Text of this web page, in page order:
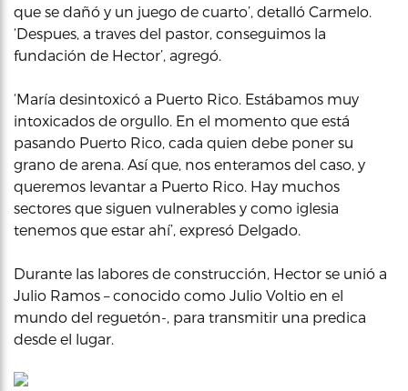
que se dañó y un juego de cuarto’, detalló Carmelo.
‘Despues, a traves del pastor, conseguimos la
fundación de Hector’, agregó.
‘María desintoxicó a Puerto Rico. Estábamos muy
intoxicados de orgullo. En el momento que está
pasando Puerto Rico, cada quien debe poner su
grano de arena. Así que, nos enteramos del caso, y
queremos levantar a Puerto Rico. Hay muchos
sectores que siguen vulnerables y como iglesia
tenemos que estar ahí’, expresó Delgado.
Durante las labores de construcción, Hector se unió a
Julio Ramos – conocido como Julio Voltio en el
mundo del reguetón-, para transmitir una predica
desde el lugar.